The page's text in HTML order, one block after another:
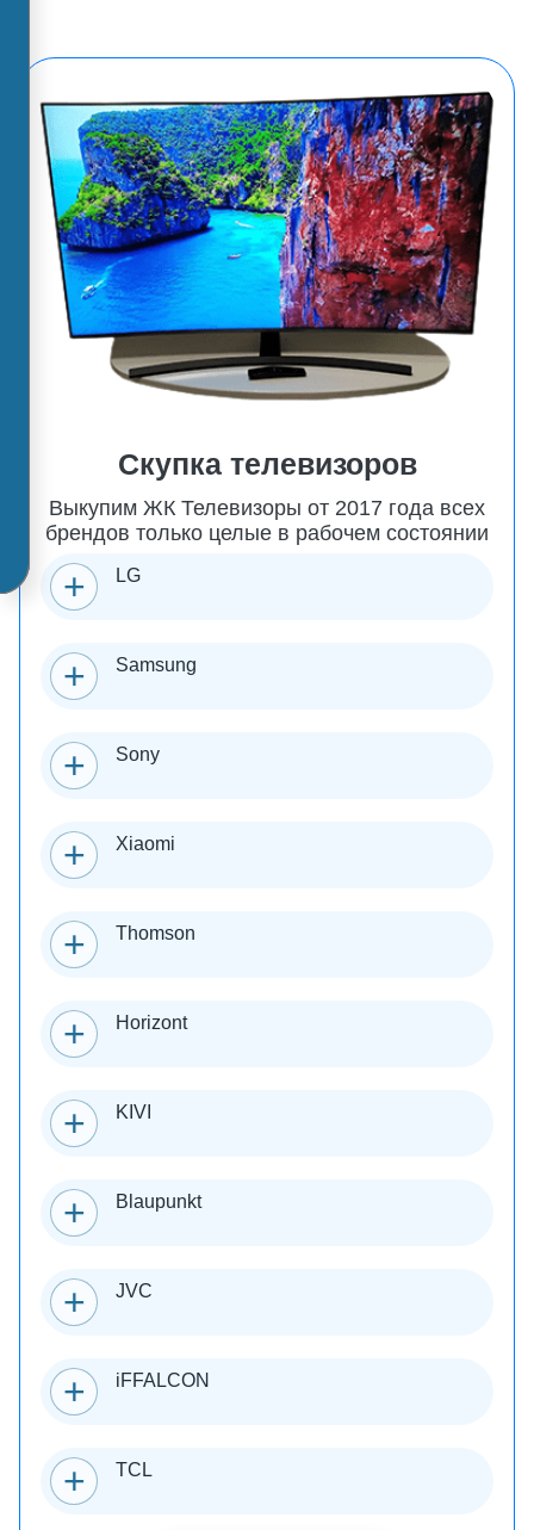
Скупка телевизоров
Выкупим ЖК Телевизоры от 2017 года всех
брендов только целые в рабочем состоянии
LG
Samsung
Sony
Xiaomi
Thomson
Horizont
KIVI
Blaupunkt
JVC
iFFALCON
TCL